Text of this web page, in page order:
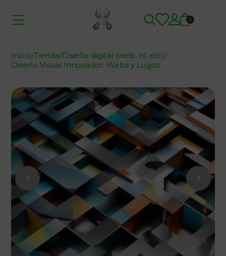
0
Inicio/Tienda/Diseño digital (web, nl, etc)/
Diseño Visual Innovador: Webs y Logos